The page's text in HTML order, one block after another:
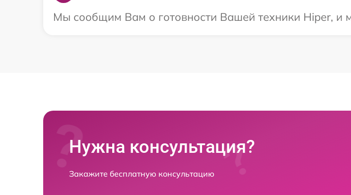
Мы сообщим Вам о готовности Вашей техники Hiper, и
Нужна консультация?
Закажите бесплатную консультацию